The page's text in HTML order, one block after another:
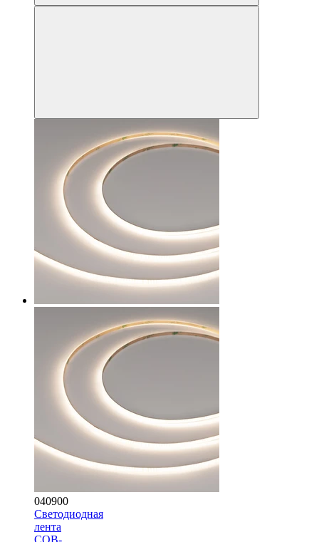
040900
Светодиодная
лента
COB-